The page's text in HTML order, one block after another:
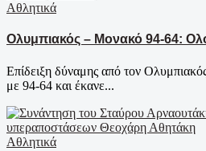
Αθλητικά
Ολυμπιακός – Μονακό 94-64:
Επίδειξη δύναμης από τον
με 94-64 και έκανε...
Αθλητικά